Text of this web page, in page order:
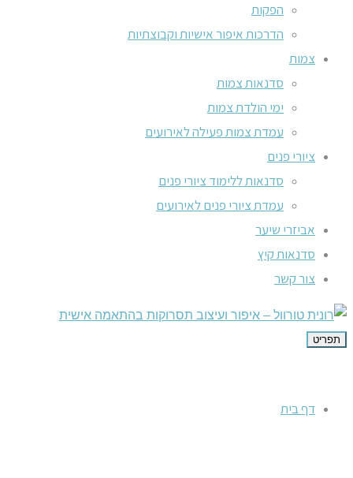
הפקות
הדרכות איפור אישיות וקבוצתיות
צמות
סדנאות צמות
ימי הולדת צמות
עמדת צמות פעילה לאירועים
ציורי פנים
סדנאות ללימוד ציורי פנים
עמדת ציורי פנים לאירועים
אביזרי שיער
סדנאות קיץ
צור קשר
תפריט
דף בית